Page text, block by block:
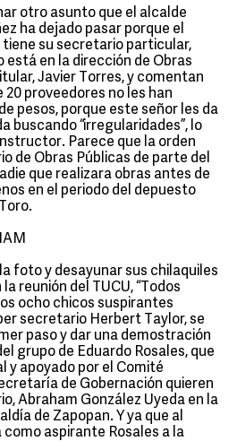
otro asunto que el alcalde
ha dejado pasar porque el
su secretario particular,
en la dirección de Obras
Javier Torres, y comentan
proveedores no les han
pesos, porque este señor les da
buscando “irregularidades”, lo
Parece que la orden
de Obras Públicas de parte del
que realizara obras antes de
en el periodo del depuesto
foto y desayunar sus chilaquiles
reunión del TUCU, “Todos
ocho chicos suspirantes
secretario Herbert Taylor, se
paso y dar una demostración
grupo de Eduardo Rosales, que
y apoyado por el Comité
de Gobernación quieren
Abraham González Uyeda en la
de Zapopan. Y ya que al
aspirante Rosales a la